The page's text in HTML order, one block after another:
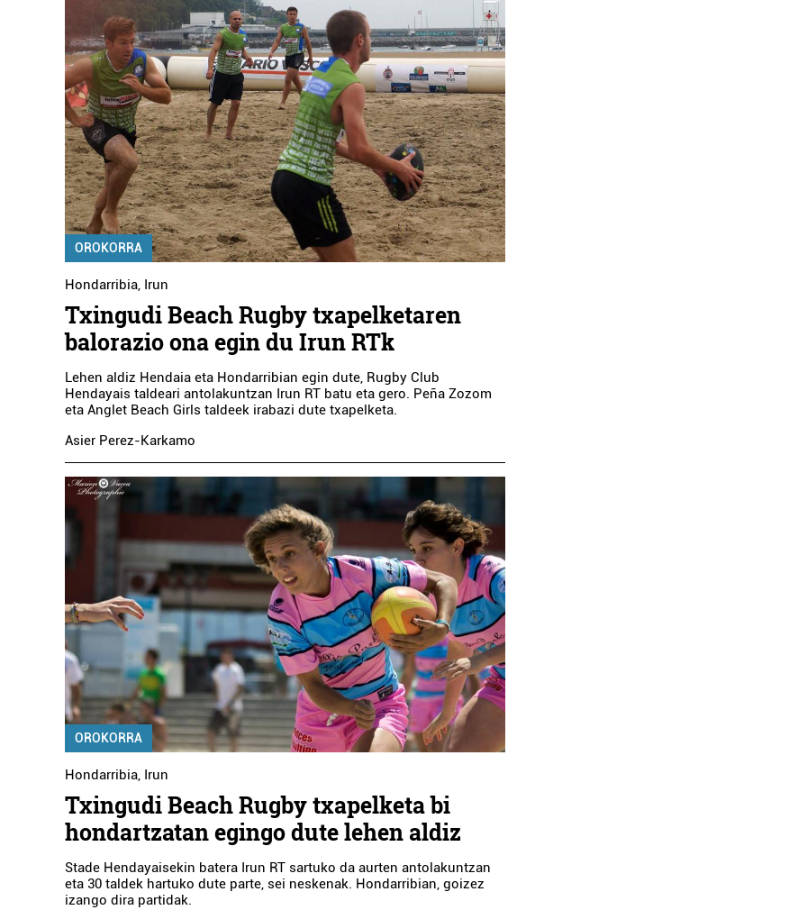
OROKORRA
Hondarribia, Irun
Txingudi Beach Rugby txapelketaren
balorazio ona egin du Irun RTk
Lehen aldiz Hendaia eta Hondarribian egin dute, Rugby Club
Hendayais taldeari antolakuntzan Irun RT batu eta gero. Peña Zozom
eta Anglet Beach Girls taldeek irabazi dute txapelketa.
Asier Perez-Karkamo
OROKORRA
Hondarribia, Irun
Txingudi Beach Rugby txapelketa bi
hondartzatan egingo dute lehen aldiz
Stade Hendayaisekin batera Irun RT sartuko da aurten antolakuntzan
eta 30 taldek hartuko dute parte, sei neskenak. Hondarribian, goizez
izango dira partidak.